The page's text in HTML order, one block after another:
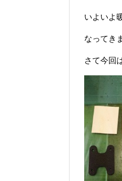
いよいよ
なってき
さて今回